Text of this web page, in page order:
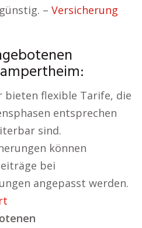
– Versicherung
bieten flexible Tarife, die
entsprechen
sind.
können
bei
angepasst werden.